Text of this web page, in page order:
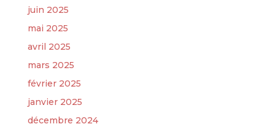
juin 2025
mai 2025
avril 2025
mars 2025
février 2025
janvier 2025
décembre 2024